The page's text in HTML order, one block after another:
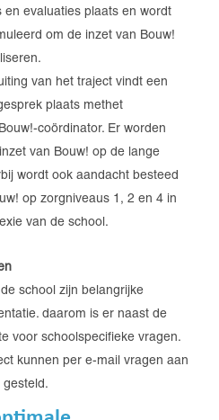
en evaluaties plaats en wordt
om de inzet van Bouw!
van het traject vindt een
plaats methet
coördinator. Er worden
van Bouw! op de lange
wordt ook aandacht besteed
op zorgniveaus 1, 2 en 4 in
van de school.
school zijn belangrijke
daarom is er naast de
voor schoolspecifieke vragen.
kunnen per e-mail vragen aan
gesteld.